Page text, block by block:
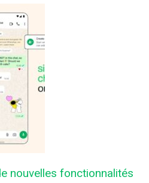
nouvelles fonctionnalités